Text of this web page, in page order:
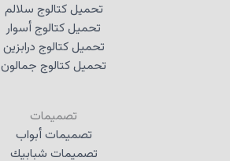
تحميل كتالوج سلالم
تحميل كتالوج أسوار
تحميل كتالوج درابزين
تحميل كتالوج جمالون
تصميمات
تصميمات أبواب
تصميمات شبابيك